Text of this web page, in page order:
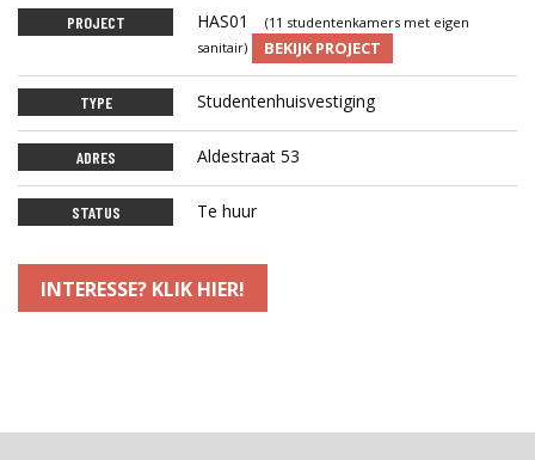
PROJECT HAS01
(11 studentenkamers met eigen
sanitair)
BEKIJK PROJECT
TYPE Studentenhuisvestiging
ADRES Aldestraat 53
STATUS Te huur
INTERESSE? KLIK HIER!